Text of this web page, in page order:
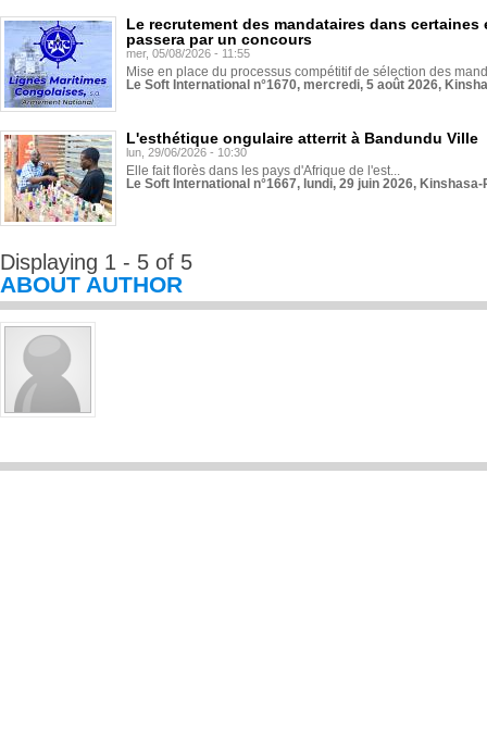
Le recrutement des mandataires dans
passera par un concours
mer, 05/08/2026 - 11:55
Mise en place du processus compétitif de sélection des
Le Soft International n°1670, mercredi, 5 août 2026,
L'esthétique ongulaire atterrit à Bandundu Ville
lun, 29/06/2026 - 10:30
Elle fait florès dans les pays d'Afrique de l'est...
Le Soft International n°1667, lundi, 29 juin 2026,
Displaying 1 - 5 of 5
ABOUT AUTHOR